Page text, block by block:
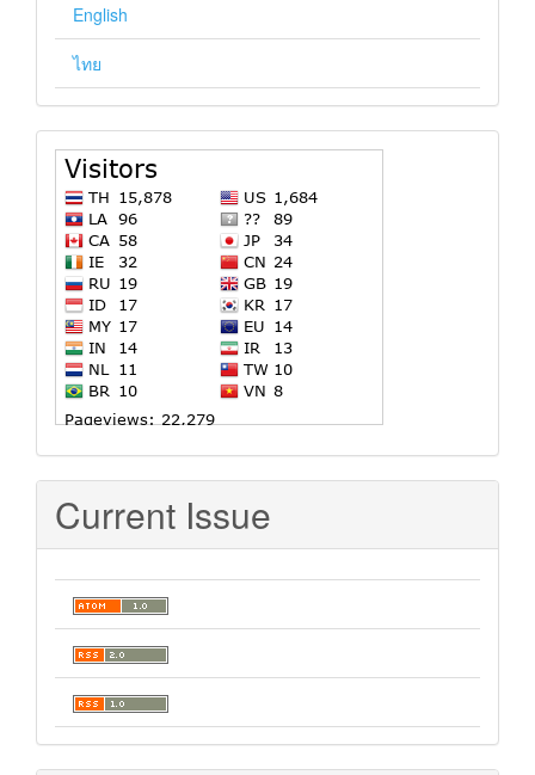
English
ไทย
stat
Current Issue